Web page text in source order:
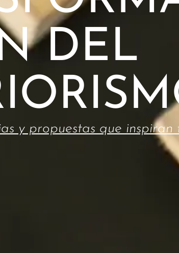
DEL
y propuestas que inspiran